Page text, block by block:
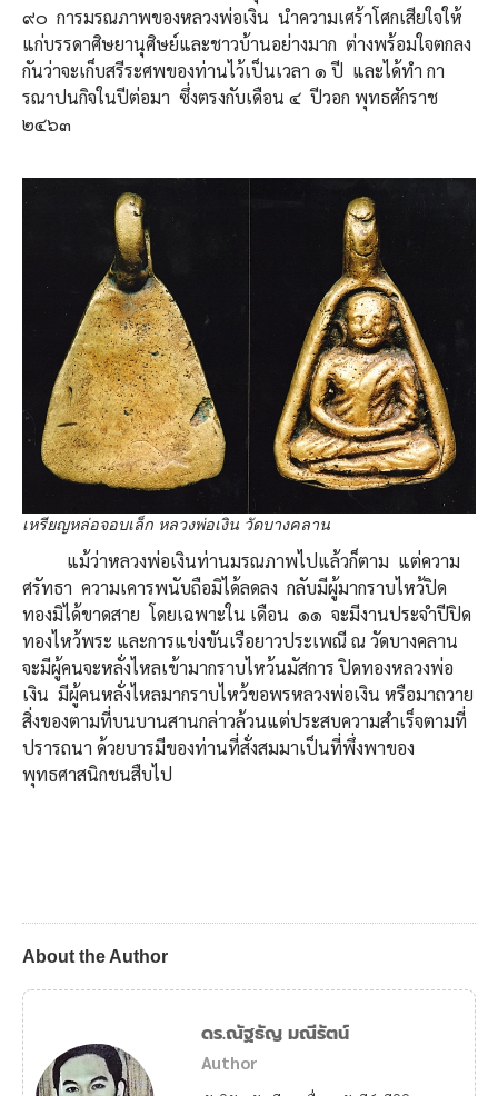
๙๐ การมรณภาพของหลวงพ่อเงิน นำความเศร้าโศกเสียใจให้
แก่บรรดาศิษยานุศิษย์และชาวบ้านอย่างมาก ต่างพร้อมใจตกลง
กันว่าจะเก็บสรีระศพของท่านไว้เป็นเวลา ๑ ปี และได้ทำ กา
รณาปนกิจในปีต่อมา ซึ่งตรงกับเดือน ๔ ปีวอก พุทธศักราช
๒๔๖๓
เหรียญหล่อจอบเล็ก หลวงพ่อเงิน วัดบางคลาน
แม้ว่าหลวงพ่อเงินท่านมรณภาพไปแล้วก็ตาม แต่ความ
ศรัทธา ความเคารพนับถือมิได้ลดลง กลับมีผู้มากราบไหว้ปิด
ทองมิได้ขาดสาย โดยเฉพาะใน เดือน ๑๑ จะมีงานประจำปีปิด
ทองไหว้พระ และการแข่งขันเรือยาวประเพณี ณ วัดบางคลาน
จะมีผู้คนจะหลั่งไหลเข้ามากราบไหว้นมัสการ ปิดทองหลวงพ่อ
เงิน มีผู้คนหลั่งไหลมากราบไหว้ขอพรหลวงพ่อเงิน หรือมาถวาย
สิ่งของตามที่บนบานสานกล่าวล้วนแต่ประสบความสำเร็จตามที่
ปรารถนา ด้วยบารมีของท่านที่สั่งสมมาเป็นที่พึ่งพาของ
พุทธศาสนิกชนสืบไป
About the Author
ดร.ณัฐธัญ มณีรัตน์
Author